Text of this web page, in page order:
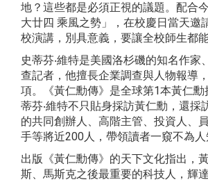
地？這些都是必須正視的議題。配合
大廿四 乘風之勢」，在校慶日當天邀
校演講，別具意義，要讓全校師生都能
史蒂芬‧維特是美國洛杉磯的知名作家
查記者，他擅長企業調查與人物報導
項。《黃仁勳傳》是全球第1本黃仁勳
蒂芬‧維特不只貼身採訪黃仁勳，還採
的共同創辦人、高階主管、投資人、
手等將近200人，帶領讀者一窺不為人
出版《黃仁勳傳》的天下文化指出，
斯、馬斯克之後最重要的科技人，輝